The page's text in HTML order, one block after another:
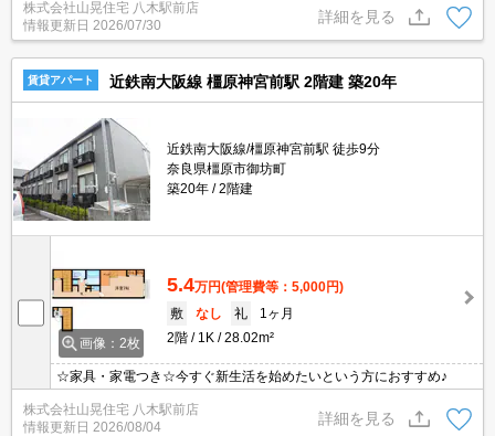
株式会社山晃住宅 八木駅前店
情報更新日 2026/07/30
詳細を見る
賃貸アパート 近鉄南大阪線 橿原神宮前駅 2階建 築20年
近鉄南大阪線/橿原神宮前駅 徒歩9分
奈良県橿原市御坊町
築20年
2階建
画像：2枚
5.4万円(管理費等：5,000円)
敷
なし 礼
1ヶ月
2階
1K 28.02m²
☆家具・家電つき☆今すぐ新生活を始めたいという方におすすめ♪
株式会社山晃住宅 八木駅前店
情報更新日 2026/08/04
詳細を見る